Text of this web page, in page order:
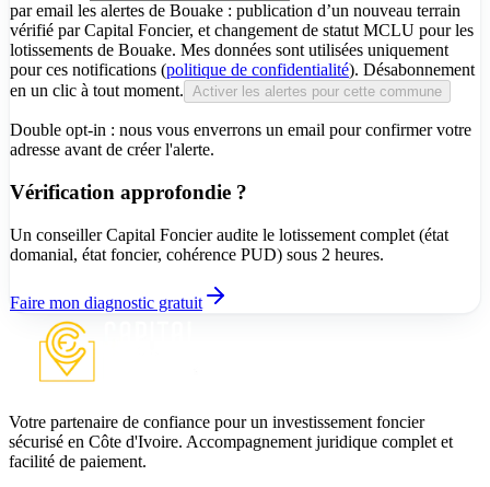
par email les alertes de Bouake : publication d’un nouveau terrain
vérifié par Capital Foncier, et changement de statut MCLU pour les
lotissements de Bouake. Mes données sont utilisées uniquement
pour ces notifications (politique de confidentialité). Désabonnement
en un clic à tout moment. Activer les alertes pour cette commune
Double opt-in : nous vous enverrons un email pour confirmer votre
adresse avant de créer l'alerte.
Vérification approfondie ?
Un conseiller Capital Foncier audite le lotissement complet (état
domanial, état foncier, cohérence PUD) sous 2 heures.
Faire mon diagnostic gratuit
Votre partenaire de confiance pour un investissement foncier
sécurisé en Côte d'Ivoire. Accompagnement juridique complet et
facilité de paiement.